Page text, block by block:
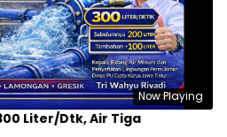
Now Playing
Liter/Dtk, Air Tiga